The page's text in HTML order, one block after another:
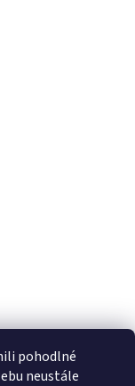
pohodlné
neustále